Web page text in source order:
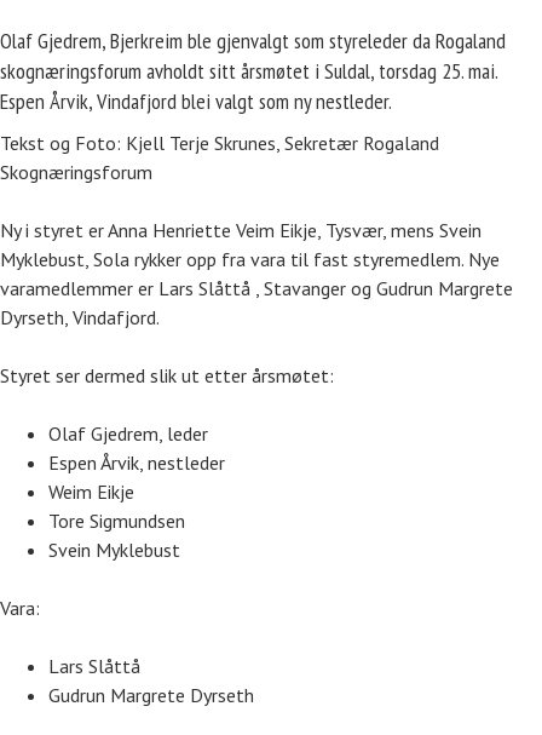
Olaf Gjedrem, Bjerkreim ble gjenvalgt som styreleder da Rogaland
skognæringsforum avholdt sitt årsmøtet i Suldal, torsdag 25. mai.
Espen Årvik, Vindafjord blei valgt som ny nestleder.
Tekst og Foto: Kjell Terje Skrunes, Sekretær Rogaland
Skognæringsforum
Ny i styret er Anna Henriette Veim Eikje, Tysvær, mens Svein
Myklebust, Sola rykker opp fra vara til fast styremedlem. Nye
varamedlemmer er Lars Slåttå , Stavanger og Gudrun Margrete
Dyrseth, Vindafjord.
Styret ser dermed slik ut etter årsmøtet:
Olaf Gjedrem, leder
Espen Årvik, nestleder
Weim Eikje
Tore Sigmundsen
Svein Myklebust
Vara:
Lars Slåttå
Gudrun Margrete Dyrseth